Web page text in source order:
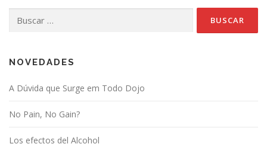
NOVEDADES
A Dúvida que Surge em Todo Dojo
No Pain, No Gain?
Los efectos del Alcohol